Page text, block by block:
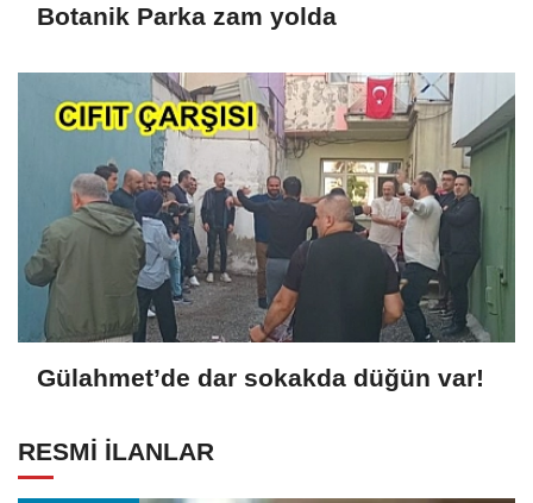
Botanik Parka zam yolda
Gülahmet’de dar sokakda düğün var!
RESMİ İLANLAR